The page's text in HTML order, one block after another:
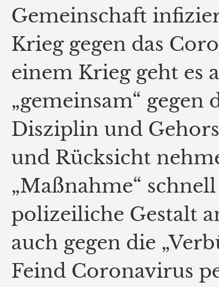
Gemeinschaft
Krieg gegen das
einem Krieg geht es
„gemeinsam“ gegen
Disziplin und
und Rücksicht
„Maßnahme“
polizeiliche Gestalt
auch gegen die
Feind Coronavirus